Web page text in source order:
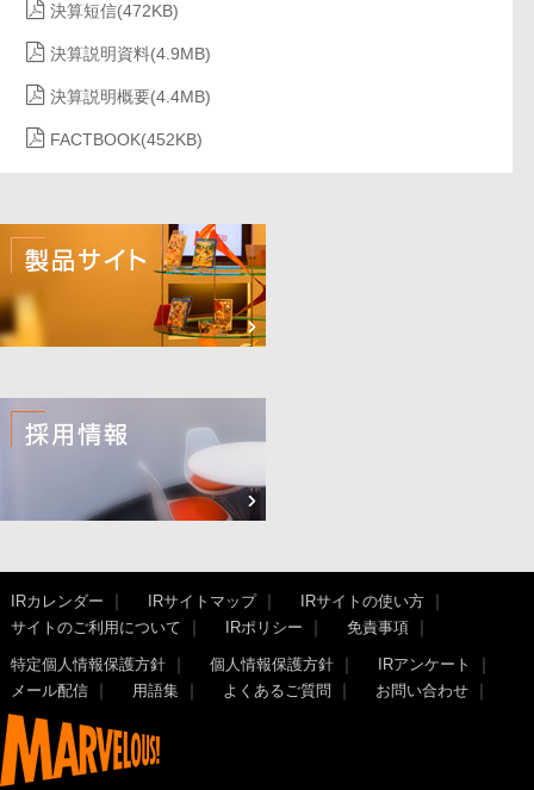
決算短信(472KB)
決算説明資料(4.9MB)
決算説明概要(4.4MB)
FACTBOOK(452KB)
IRカレンダー IRサイトマップ
IRサイトの使い方
サイトのご利用について
IRポリシー 免責事項
特定個人情報保護方針 個人情報保護方針
IRアンケート
メール配信
用語集 よくあるご質問 お問い合わせ